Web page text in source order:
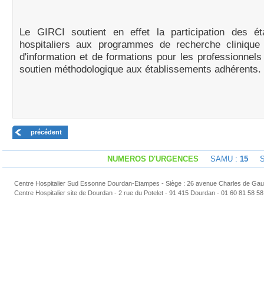
Le GIRCI soutient en effet la participation des
hospitaliers aux programmes de recherche
d'information et de formations pour les
soutien méthodologique aux établissements adhérents.
précédent
NUMEROS D'URGENCES SAMU : 15
Centre Hospitalier Sud Essonne Dourdan-Etampes - Siège : 26 avenue Charles de
Centre Hospitalier site de Dourdan - 2 rue du Potelet - 91 415 Dourdan - 01 60 81 58 58